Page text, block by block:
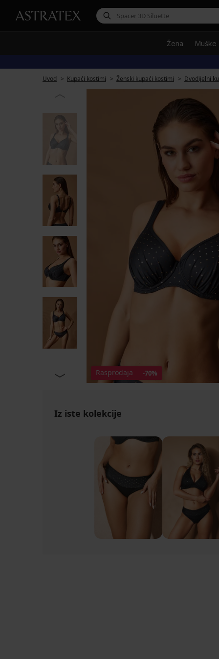
Žena Muške
Uvod Kupaći kostimi Ženski kupaći kostimi Dvodijelni
Rasprodaja -70%
Iz iste kolekcije